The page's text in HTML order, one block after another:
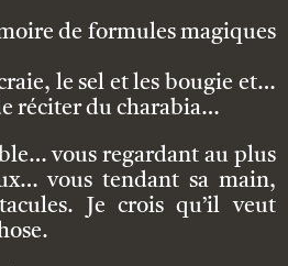
de formules magiques
le sel et les bougie et…
réciter du charabia…
vous regardant au plus
vous tendant sa main,
Je crois qu’il veut